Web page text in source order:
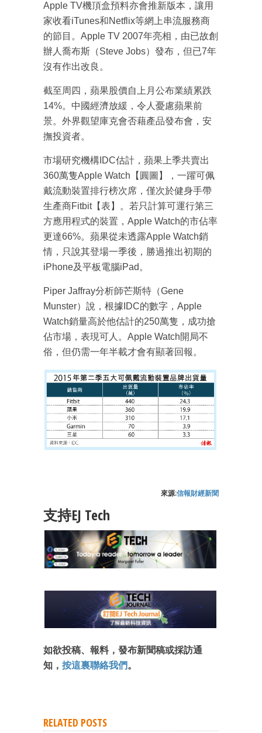
Apple TV機頂盒預料亦會推新版本，讓用
家收看iTunes和Netflix等網上串流服務商
的節目。Apple TV 2007年亮相，由已故創
辦人喬布斯（Steve Jobs）發布，但已7年
沒有作出改良。
截至周四，蘋果股價自上月公布業績累跌
14%。中國經濟放緩，令人憂慮蘋果前
景。外界觀望庫克會否藉產品發布會，安
撫投資者。
市場研究機構IDC估計，蘋果上季共賣出
360萬隻Apple Watch【圓圖】，一躍可佩
戴流動裝置排行榜次席，僅次於健身手帶
生產商Fitbit【表】。若只計算可運行第三
方應用程式的裝置，Apple Watch的市佔率
更達66%。蘋果從未透露Apple Watch銷
情，只說其登場一季後，勝過推出初期的
iPhone及平板電腦iPad。
Piper Jaffray分析師芒斯特（Gene
Munster）說，根據IDC的數字，Apple
Watch銷量高於他估計的250萬隻，成功搶
佔市場，表現可人。Apple Watch開局不
俗，但仍需一年半載才會有顯著回報。
來源:信報財經新聞
支持EJ Tech
如欲投稿、報料，發布新聞稿或採訪通
知， 按這裏聯絡我們。
RELATED POSTS
最新資訊（附創業懶人包）
箱！